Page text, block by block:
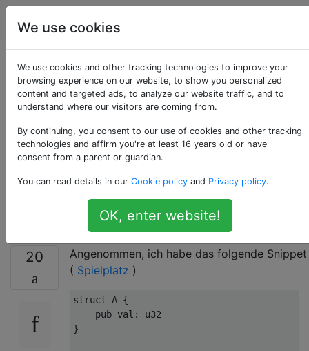
Programmierung
Wie funktionieren
globale Konstanten,
die nicht kopiert oder
geklont werden, in
20
Angenommen, ich habe das folgende Snippet
( Spielplatz )
struct A {
pub val :
u32
}
We use cookies
We use cookies and other tracking technologies to improve your
browsing experience on our website, to show you personalized
content and targeted ads, to analyze our website traffic, and to
understand where our visitors are coming from.
By continuing, you consent to our use of cookies and other tracking
technologies and affirm you're at least 16 years old or have
consent from a parent or guardian.
You can read details in our Cookie policy and Privacy policy.
OK, enter website!